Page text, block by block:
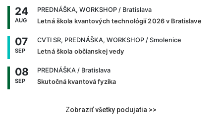
24
AUG
PREDNÁŠKA, WORKSHOP / Bratislava
Letná škola kvantových technológií 2026 v Bratislave
07
SEP
CVTI SR, PREDNÁŠKA, WORKSHOP / Smolenice
Letná škola občianskej vedy
08
SEP
PREDNÁŠKA / Bratislava
Skutočná kvantová fyzika
Zobraziť všetky podujatia >>